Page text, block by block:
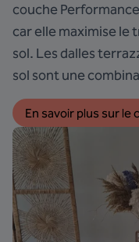
couche Performance
car elle maximise le
sol. Les dalles
sol sont une
En savoir plus sur le